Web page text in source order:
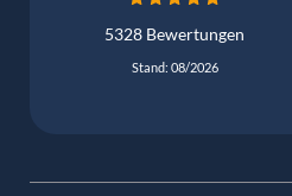
5328 Bewertungen
Stand: 08/2026